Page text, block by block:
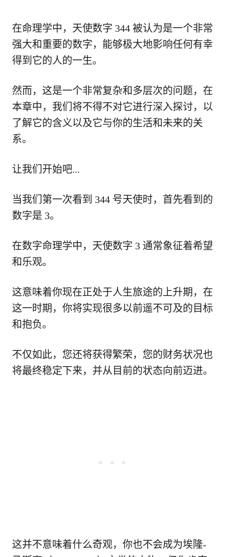
在命理学中，天使数字 344 被认为是一个非常
强大和重要的数字，能够极大地影响任何有幸
得到它的人的一生。
然而，这是一个非常复杂和多层次的问题，在
本章中，我们将不得不对它进行深入探讨，以
了解它的含义以及它与你的生活和未来的关
系。
让我们开始吧...
当我们第一次看到 344 号天使时，首先看到的
数字是 3。
在数字命理学中，天使数字 3 通常象征着希望
和乐观。
这意味着你现在正处于人生旅途的上升期，在
这一时期，你将实现很多以前遥不可及的目标
和抱负。
不仅如此，您还将获得繁荣，您的财务状况也
将最终稳定下来，并从目前的状态向前迈进。
这并不意味着什么奇观，你也不会成为埃隆-